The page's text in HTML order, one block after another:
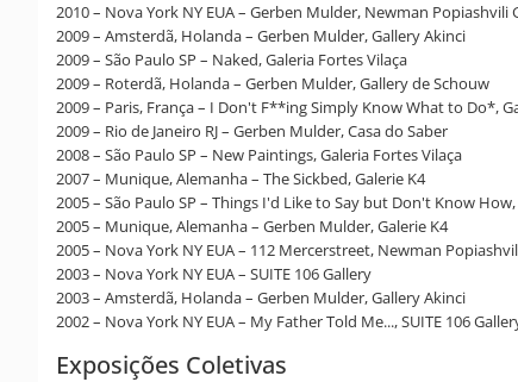
2010 – Nova York NY EUA – Gerben Mulder, Newman Popiashvili
2009 – Amsterdã, Holanda – Gerben Mulder, Gallery Akinci
2009 – São Paulo SP – Naked, Galeria Fortes Vilaça
2009 – Roterdã, Holanda – Gerben Mulder, Gallery de Schouw
2009 – Paris, França – I Don't F**ing Simply Know What to Do*,
2009 – Rio de Janeiro RJ – Gerben Mulder, Casa do Saber
2008 – São Paulo SP – New Paintings, Galeria Fortes Vilaça
2007 – Munique, Alemanha – The Sickbed, Galerie K4
2005 – São Paulo SP – Things I'd Like to Say but Don't Know
2005 – Munique, Alemanha – Gerben Mulder, Galerie K4
2005 – Nova York NY EUA – 112 Mercerstreet, Newman
2003 – Nova York NY EUA – SUITE 106 Gallery
2003 – Amsterdã, Holanda – Gerben Mulder, Gallery Akinci
2002 – Nova York NY EUA – My Father Told Me..., SUITE 106
Exposições Coletivas